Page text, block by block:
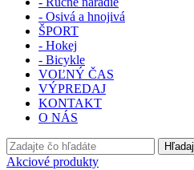
- Osivá a hnojivá
ŠPORT
- Hokej
- Bicykle
VOĽNÝ ČAS
VÝPREDAJ
KONTAKT
O NÁS
Hľadaj
Akciové produkty